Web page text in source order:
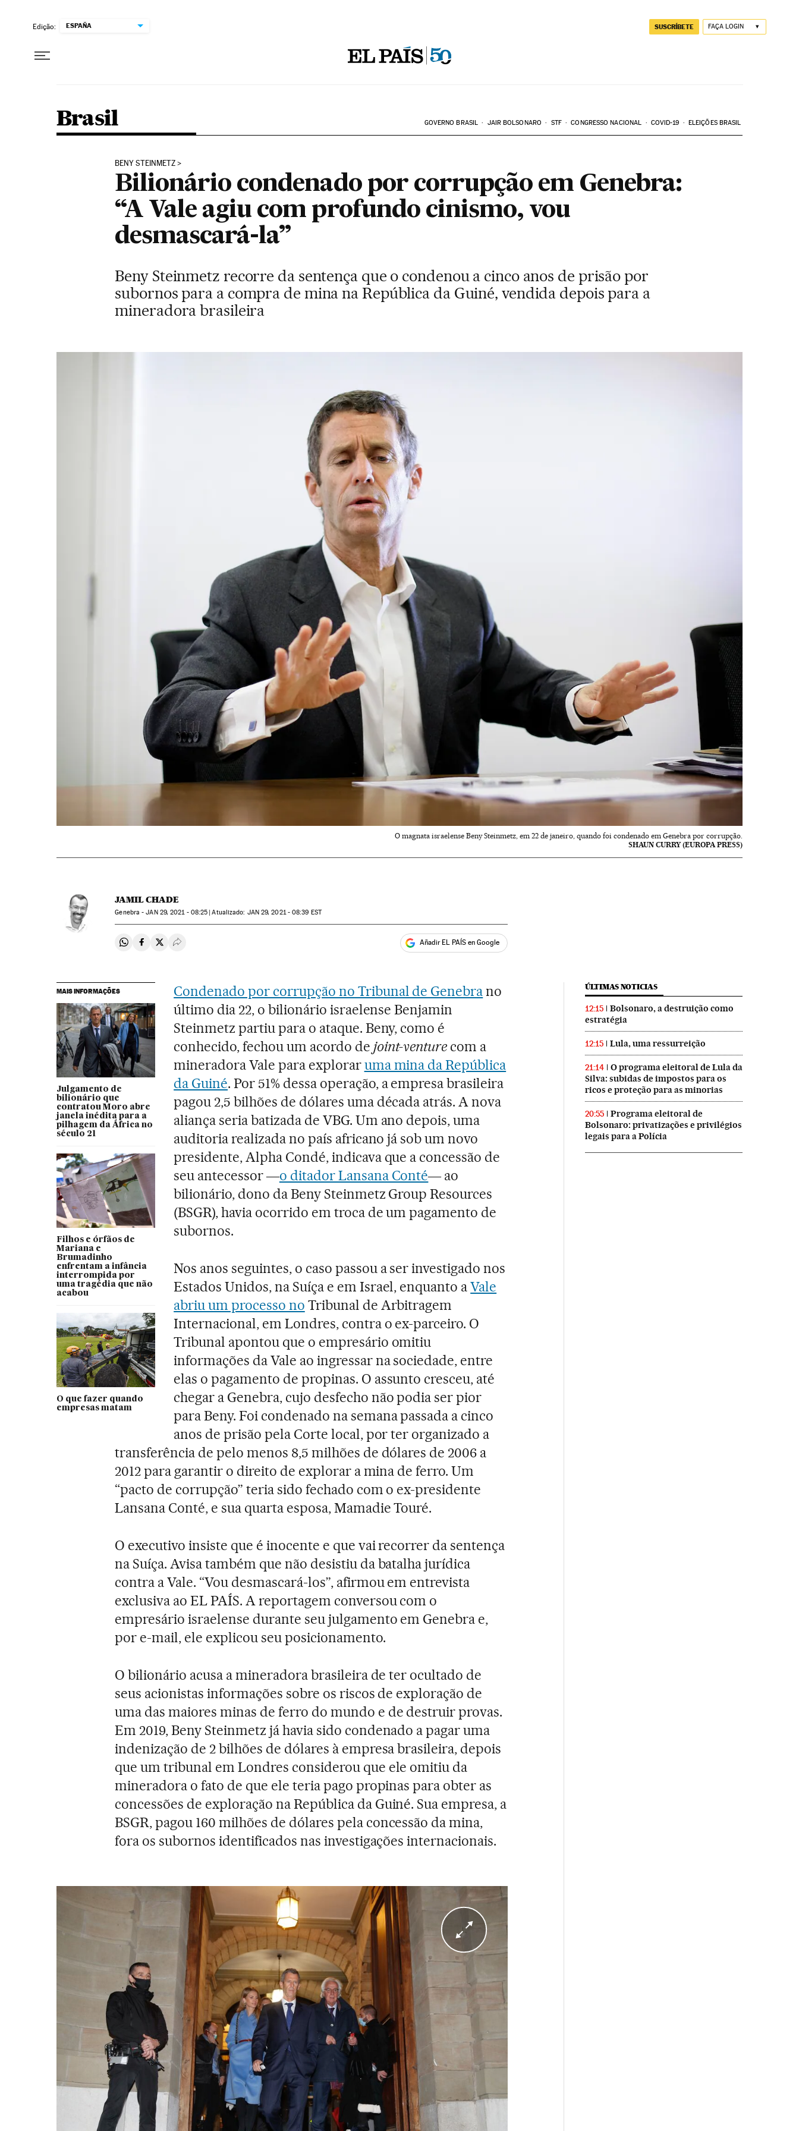
Edição: ESPAÑA SUSCRÍBETE FAÇA LOGIN
Brasil GOVERNO BRASIL JAIR BOLSONARO STF CONGRESSO NACIONAL COVID-19 ELEIÇÕES BRASIL
BENY STEINMETZ
Bilionário condenado por corrupção em Genebra:
“A Vale agiu com profundo cinismo, vou
desmascará-la”
Beny Steinmetz recorre da sentença que o condenou a cinco anos de prisão por
subornos para a compra de mina na República da Guiné, vendida depois para a
mineradora brasileira
O magnata israelense Beny Steinmetz, em 22 de janeiro, quando foi condenado em Genebra por corrupção.
SHAUN CURRY (EUROPA PRESS)
JAMIL CHADE
Genebra -JAN29, 2021 - 08:25 atualizado: JAN29, 2021 - 08:39 EST
Compartir en Whatsapp
Compartir en Facebook
Compartir en Twitter
Desplegar Redes Sociales Añadir EL PAÍS en Google
MAIS INFORMAÇÕES
Julgamento de
bilionário que
contratou Moro abre
janela inédita para a
pilhagem da África no
século 21
Filhos e órfãos de
Mariana e
Brumadinho
enfrentam a infância
interrompida por
uma tragédia que não
acabou
O que fazer quando
empresas matam
Condenado por corrupção no Tribunal de Genebrano
último dia 22, o bilionário israelense Benjamin
Steinmetz partiu para o ataque. Beny, como é
conhecido, fechou um acordo de joint-venturecom a
mineradora Vale para exploraruma mina da República
da Guiné. Por 51% dessa operação, a empresa brasileira
pagou 2,5 bilhões de dólares uma década atrás. A nova
aliança seria batizada de VBG. Um ano depois, uma
auditoria realizada no país africano já sob um novo
presidente, Alpha Condé, indicava que a concessão de
seu antecessor ―o ditador Lansana Conté― ao
bilionário, dono da Beny Steinmetz Group Resources
(BSGR), havia ocorrido em troca de um pagamento de
subornos.
Nos anos seguintes, o caso passou a ser investigado nos
Estados Unidos, na Suíça e em Israel, enquanto aVale
abriu um processo no Tribunal de Arbitragem
Internacional, em Londres, contra o ex-parceiro. O
Tribunal apontou que o empresário omitiu
informações da Vale ao ingressar na sociedade, entre
elas o pagamento de propinas. O assunto cresceu, até
chegar a Genebra, cujo desfecho não podia ser pior
para Beny. Foi condenado na semana passada a cinco
anos de prisão pela Corte local, por ter organizado a
transferência de pelo menos 8,5 milhões de dólares de 2006 a
2012 para garantir o direito de explorar a mina de ferro. Um
“pacto de corrupção” teria sido fechado com o ex-presidente
Lansana Conté, e sua quarta esposa, Mamadie Touré.
O executivo insiste que é inocente e que vai recorrer da sentença
na Suíça. Avisa também que não desistiu da batalha jurídica
contra a Vale. “Vou desmascará-los”, afirmou em entrevista
exclusiva ao EL PAÍS. A reportagem conversou com o
empresário israelense durante seu julgamento em Genebra e,
por e-mail, ele explicou seu posicionamento.
O bilionário acusa a mineradora brasileira de ter ocultado de
seus acionistas informações sobre os riscos de exploração de
uma das maiores minas de ferro do mundo e de destruir provas.
Em 2019, Beny Steinmetz já havia sido condenado a pagar uma
indenização de 2 bilhões de dólares à empresa brasileira, depois
que um tribunal em Londres considerou que ele omitiu da
mineradora o fato de que ele teria pago propinas para obter as
concessões de exploração na República da Guiné. Sua empresa, a
BSGR, pagou 160 milhões de dólares pela concessão da mina,
fora os subornos identificados nas investigações internacionais.
ÚLTIMAS NOTICIAS
12:15
Bolsonaro, a destruição como
estratégia
12:15 Lula, uma ressurreição
21:14
O programa eleitoral de Lula da
Silva: subidas de impostos para os
ricos e proteção para as minorias
20:55
Programa eleitoral de
Bolsonaro: privatizações e privilégios
legais para a Polícia